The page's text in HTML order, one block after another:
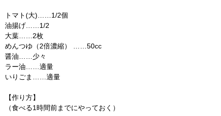
トマト(大)……1/2個
油揚げ……1/2
大葉……2枚
めんつゆ（2倍濃縮） ……50cc
醤油……少々
ラー油……適量
いりごま……適量
【作り方】
（食べる1時間前までにやっておく）